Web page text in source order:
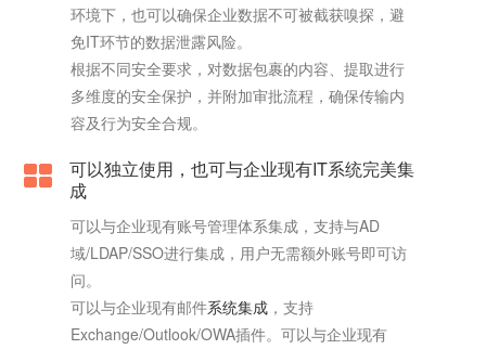
环境下，也可以确保企业数据不可被截获嗅探，避
免IT环节的数据泄露风险。
根据不同安全要求，对数据包裹的内容、提取进行
多维度的安全保护，并附加审批流程，确保传输内
容及行为安全合规。
可以独立使用，也可与企业现有IT系统完美集
成
可以与企业现有账号管理体系集成，支持与AD
域/LDAP/SSO进行集成，用户无需额外账号即可访
问。
可以与企业现有邮件系统集成 ，支持
Exchange/Outlook/OWA插件。可以与企业现有